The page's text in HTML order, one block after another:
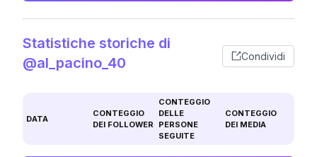
Statistiche storiche di
@al_pacino_40
Condividi
DATA
CONTEGGIO
DEI FOLLOWER
CONTEGGIO
DELLE
PERSONE
SEGUITE
CONTEGGIO
DEI MEDIA